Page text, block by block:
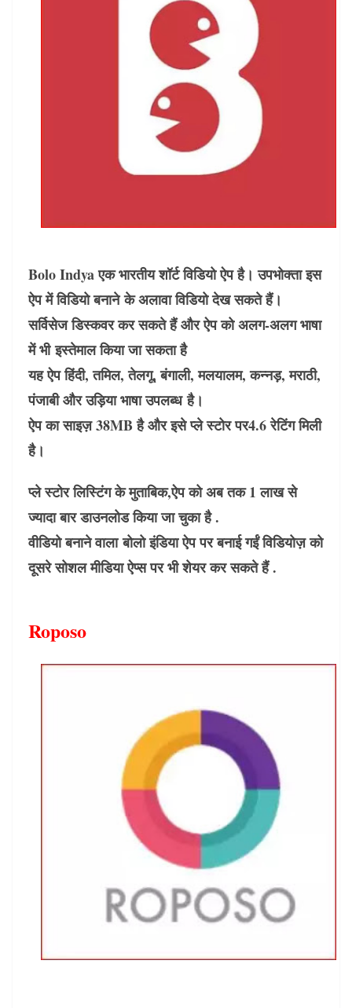
Bolo Indya एक भारतीय शॉर्ट विडियो ऐप है। उपभोक्ता इस
ऐप में विडियो बनाने के अलावा विडियो देख सकते हैं।
सर्विसेज डिस्कवर कर सकते हैं और ऐप को अलग-अलग भाषा
में भी इस्तेमाल किया जा सकता है
यह ऐप हिंदी, तमिल, तेलगू, बंगाली, मलयालम, कन्नड़, मराठी,
पंजाबी और उड़िया भाषा उपलब्ध है।
ऐप का साइज़ 38MB है और इसे प्ले स्टोर पर4.6 रेटिंग मिली
है।
प्ले स्टोर लिस्टिंग के मुताबिक,ऐप को अब तक 1 लाख से
ज्यादा बार डाउनलोड किया जा चुका है .
वीडियो बनाने वाला बोलो इंडिया ऐप पर बनाई गईं विडियोज़ को
दूसरे सोशल मीडिया ऐप्स पर भी शेयर कर सकते हैं .
Roposo